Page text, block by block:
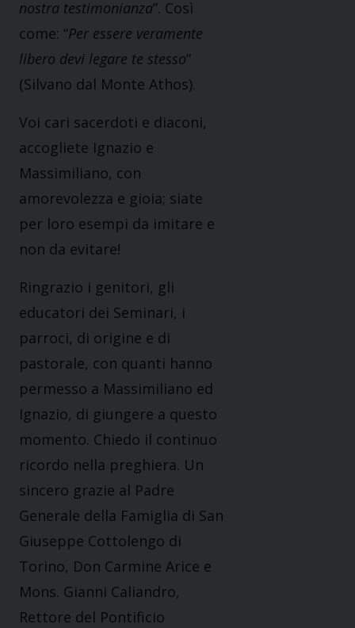
nostra testimonianza”. Così
come: “Per essere veramente
libero devi legare te stesso”
(Silvano dal Monte Athos).
Voi cari sacerdoti e diaconi,
accogliete Ignazio e
Massimiliano, con
amorevolezza e gioia; siate
per loro esempi da imitare e
non da evitare!
Ringrazio i genitori, gli
educatori dei Seminari, i
parroci, di origine e di
pastorale, con quanti hanno
permesso a Massimiliano ed
Ignazio, di giungere a questo
momento. Chiedo il continuo
ricordo nella preghiera. Un
sincero grazie al Padre
Generale della Famiglia di San
Giuseppe Cottolengo di
Torino, Don Carmine Arice e
Mons. Gianni Caliandro,
Rettore del Pontificio